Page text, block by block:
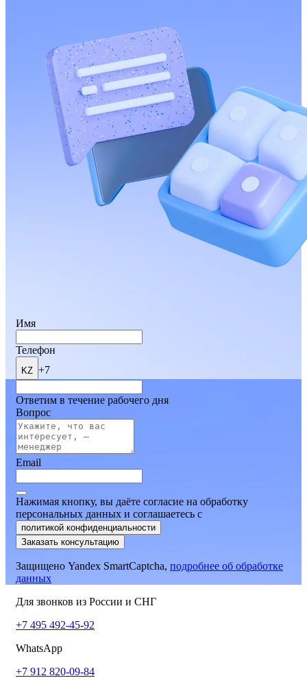
Имя
Телефон
KZ +7
Ответим в течение рабочего дня
Вопрос
Email
Нажимая кнопку, вы даёте согласие на обработку
персональных данных и соглашаетесь c
политикой конфиденциальности
Заказать консультацию
Защищено Yandex SmartCaptcha, подробнее об обработке
данных
Для звонков из России и СНГ
+7 495 492-45-92
WhatsApp
+7 912 820-09-84